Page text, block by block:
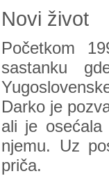
Novi život
Početkom
sastanku
Darko je
ali je osećala
njemu. Uz
priča.